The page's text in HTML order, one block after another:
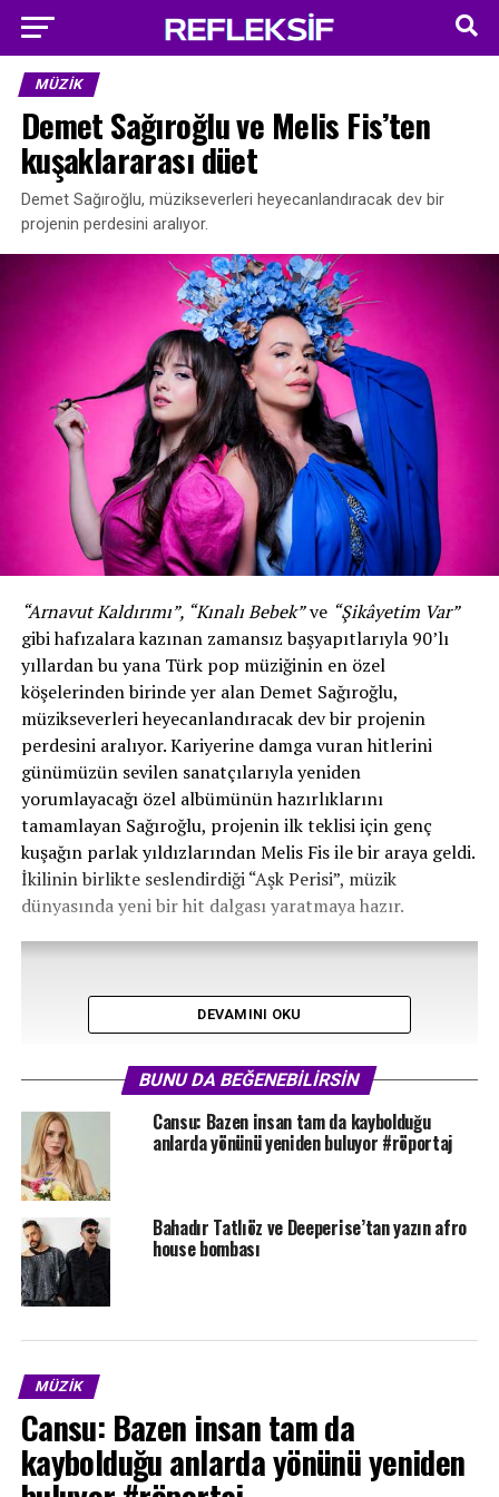
MÜZIK
Demet Sağıroğlu ve Melis Fis’ten
kuşaklararası düet
Demet Sağıroğlu, müzikseverleri heyecanlandıracak dev bir
projenin perdesini aralıyor.
“Arnavut Kaldırımı”, “Kınalı Bebek”ve “Şikâyetim Var”
gibi hafızalara kazınan zamansız başyapıtlarıyla 90’lı
yıllardan bu yana Türk pop müziğinin en özel
köşelerinden birinde yer alan Demet Sağıroğlu,
müzikseverleri heyecanlandıracak dev bir projenin
perdesini aralıyor. Kariyerine damga vuran hitlerini
günümüzün sevilen sanatçılarıyla yeniden
yorumlayacağı özel albümünün hazırlıklarını
tamamlayan Sağıroğlu, projenin ilk teklisi için genç
kuşağın parlak yıldızlarından Melis Fis ile bir araya geldi.
İkilinin birlikte seslendirdiği “Aşk Perisi”, müzik
dünyasında yeni bir hit dalgası yaratmaya hazır.
Büyük Projenin İlk Müjdesi
Türkiye’nin dört bir yanında kapalı gişe verdiği
konserlerle geniş bir dinleyici kitlesine ulaşan ve dijital
dünyadaki güçlü duruşuyla dikkat çeken Melis Fis’in eşlik
ettiği “Aşk Perisi”, Demet Sağıroğlu’nun diskografisini
niteliğindeki projesinin de lokomotif şarkısı olma
özelliğini taşıyor.
Tarık İster Düzenledi, Kapağı Melis Fis Tasarladı
DEVAMINI OKU
BUNU DA BEĞENEBILIRSIN
Cansu: Bazen insan tam da kaybolduğu
anlarda yönünü yeniden buluyor #röportaj
Bahadır Tatlıöz ve Deeperise’tan yazın afro
house bombası
MÜZIK
Cansu: Bazen insan tam da
kaybolduğu anlarda yönünü yeniden
Go to mobile version